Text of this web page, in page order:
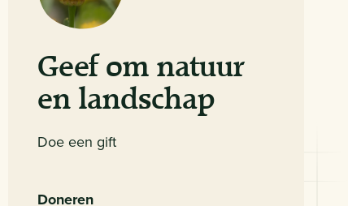
Geef om natuur
en landschap
Doe een gift
Doneren